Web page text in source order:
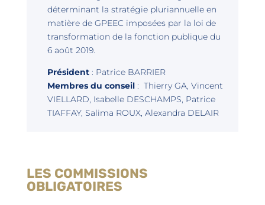
déterminant la stratégie pluriannuelle en
matière de GPEEC imposées par la loi de
transformation de la fonction publique du
6 août 2019.
Président: Patrice BARRIER
Membres du conseil : Thierry GA, Vincent
VIELLARD, Isabelle DESCHAMPS, Patrice
TIAFFAY, Salima ROUX, Alexandra DELAIR
LES COMMISSIONS
OBLIGATOIRES